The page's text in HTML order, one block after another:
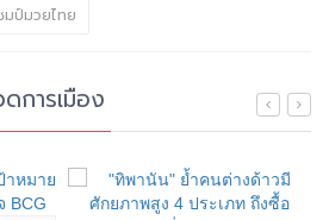
มป์มวยไทย
การเมือง